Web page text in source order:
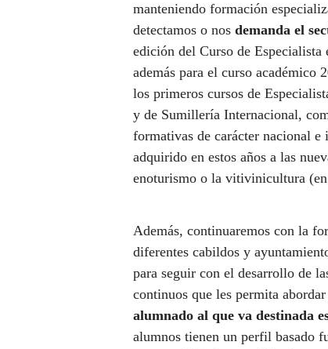
manteniendo formación
detectamos o nos demanda el
edición del Curso de
además para el curso académico
los primeros cursos de
y de Sumillería Internacional,
formativas de carácter nacional
adquirido en estos años a las
enoturismo o la vitivinicultura
Además, continuaremos con la
diferentes cabildos y
para seguir con el desarrollo de
continuos que les permita
alumnado al que va destinada
alumnos tienen un perfil basado